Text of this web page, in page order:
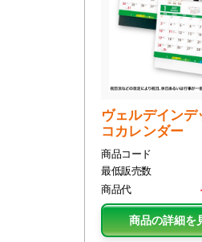
ヴェルデインデ
コカレンダー
商品コード
最低販売数
商品代
商品の詳細を